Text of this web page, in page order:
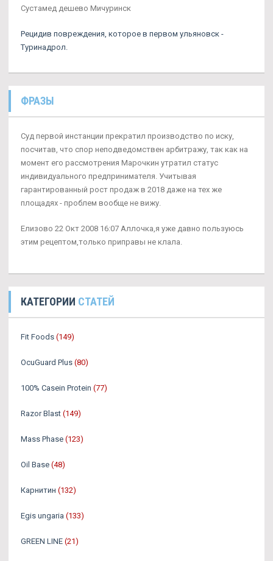
Сустамед дешево Мичуринск
Рецидив повреждения, которое в первом ульяновск -
Туринадрол.
ФРАЗЫ
Суд первой инстанции прекратил производство по иску,
посчитав, что спор неподведомствен арбитражу, так как на
момент его рассмотрения Марочкин утратил статус
индивидуального предпринимателя. Учитывая
гарантированный рост продаж в 2018 даже на тех же
площадях - проблем вообще не вижу.
Елизово 22 Окт 2008 16:07 Аллочка,я уже давно пользуюсь
этим рецептом,только приправы не клала.
КАТЕГОРИИ СТАТЕЙ
Fit Foods (149)
OcuGuard Plus (80)
100% Casein Protein (77)
Razor Blast (149)
Mass Phase (123)
Oil Base (48)
Карнитин (132)
Egis ungaria (133)
GREEN LINE (21)